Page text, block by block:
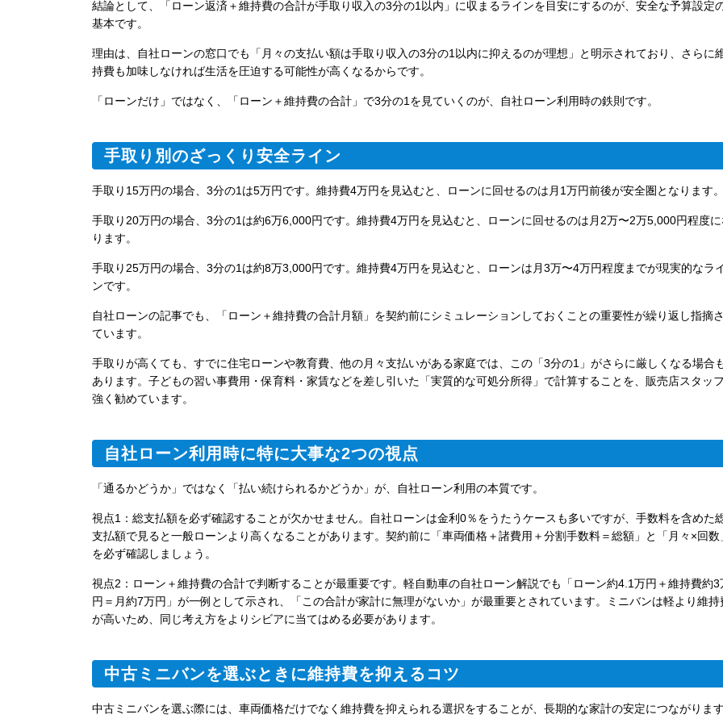
結論として、「ローン返済＋維持費の合計が手取り収入の3分の1以内」に収まるラインを目安にするのが、安全な予算設定
基本です。
理由は、自社ローンの窓口でも「月々の支払い額は手取り収入の3分の1以内に抑えるのが理想」と明示されており、さらに
持費も加味しなければ生活を圧迫する可能性が高くなるからです。
「ローンだけ」ではなく、「ローン＋維持費の合計」で3分の1を見ていくのが、自社ローン利用時の鉄則です。
手取り別のざっくり安全ライン
手取り15万円の場合、3分の1は5万円です。維持費4万円を見込むと、ローンに回せるのは月1万円前後が安全圏となります。
手取り20万円の場合、3分の1は約6万6,000円です。維持費4万円を見込むと、ローンに回せるのは月2万〜2万5,000円程度に
ります。
手取り25万円の場合、3分の1は約8万3,000円です。維持費4万円を見込むと、ローンは月3万〜4万円程度までが現実的なラ
ンです。
自社ローンの記事でも、「ローン＋維持費の合計月額」を契約前にシミュレーションしておくことの重要性が繰り返し指摘
ています。
手取りが高くても、すでに住宅ローンや教育費、他の月々支払いがある家庭では、この「3分の1」がさらに厳しくなる場合
あります。子どもの習い事費用・保育料・家賃などを差し引いた「実質的な可処分所得」で計算することを、販売店スタッ
強く勧めています。
自社ローン利用時に特に大事な2つの視点
「通るかどうか」ではなく「払い続けられるかどうか」が、自社ローン利用の本質です。
視点1：総支払額を必ず確認することが欠かせません。自社ローンは金利0％をうたうケースも多いですが、手数料を含めた
支払額で見ると一般ローンより高くなることがあります。契約前に「車両価格＋諸費用＋分割手数料＝総額」と「月々×回数
を必ず確認しましょう。
視点2：ローン＋維持費の合計で判断することが最重要です。軽自動車の自社ローン解説でも「ローン約4.1万円＋維持費約3
円＝月約7万円」が一例として示され、「この合計が家計に無理がないか」が最重要とされています。ミニバンは軽より維持
が高いため、同じ考え方をよりシビアに当てはめる必要があります。
中古ミニバンを選ぶときに維持費を抑えるコツ
中古ミニバンを選ぶ際には、車両価格だけでなく維持費を抑えられる選択をすることが、長期的な家計の安定につながります